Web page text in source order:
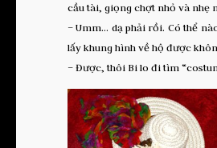
cầu tài, giọng chợt nhỏ và nhẹ
– Umm… dạ phải rồi. Có thể
lấy khung hình về hộ được
– Được, thôi Bi lo đi tìm